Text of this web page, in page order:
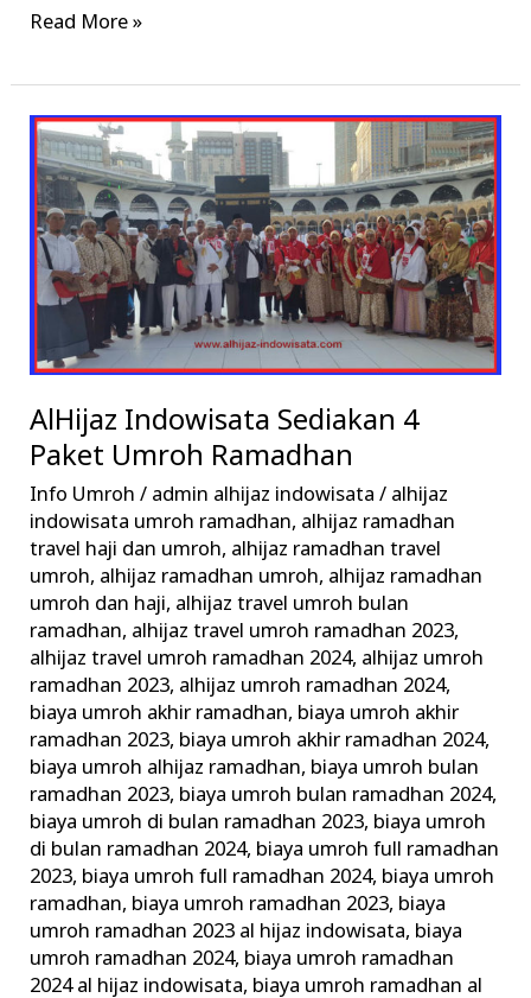
Read More »
AlHijaz Indowisata Sediakan 4
Paket Umroh Ramadhan
Info Umroh / admin alhijaz indowisata/ alhijaz
indowisata umroh ramadhan, alhijaz ramadhan
travel haji dan umroh, alhijaz ramadhan travel
umroh, alhijaz ramadhan umroh, alhijaz ramadhan
umroh dan haji, alhijaz travel umroh bulan
ramadhan, alhijaz travel umroh ramadhan 2023,
alhijaz travel umroh ramadhan 2024, alhijaz umroh
ramadhan 2023, alhijaz umroh ramadhan 2024,
biaya umroh akhir ramadhan, biaya umroh akhir
ramadhan 2023, biaya umroh akhir ramadhan 2024,
biaya umroh alhijaz ramadhan, biaya umroh bulan
ramadhan 2023, biaya umroh bulan ramadhan 2024,
biaya umroh di bulan ramadhan 2023, biaya umroh
di bulan ramadhan 2024, biaya umroh full ramadhan
2023, biaya umroh full ramadhan 2024, biaya umroh
ramadhan, biaya umroh ramadhan 2023, biaya
umroh ramadhan 2023 al hijaz indowisata, biaya
umroh ramadhan 2024, biaya umroh ramadhan
2024 al hijaz indowisata, biaya umroh ramadhan al
AlHijaz
Indowisata
Sediakan
4
Paket
Umroh
Ramadhan